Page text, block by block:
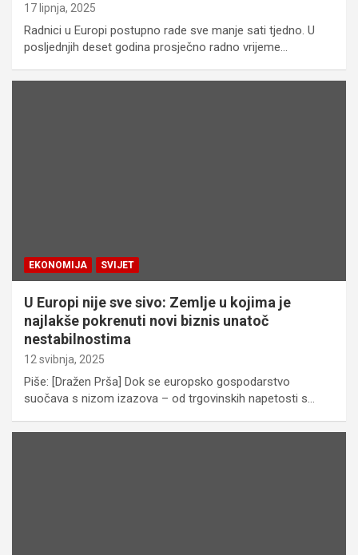
17 lipnja, 2025
Radnici u Europi postupno rade sve manje sati tjedno. U
posljednjih deset godina prosječno radno vrijeme…
EKONOMIJA SVIJET
U Europi nije sve sivo: Zemlje u kojima je
najlakše pokrenuti novi biznis unatoč
nestabilnostima
12 svibnja, 2025
Piše: [Dražen Prša] Dok se europsko gospodarstvo
suočava s nizom izazova – od trgovinskih napetosti s…